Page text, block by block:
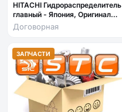
HITACHI Гидрораспределитель
главный - Япония, Оригинал
(4302065)
Договорная
ЗАПЧАСТИ